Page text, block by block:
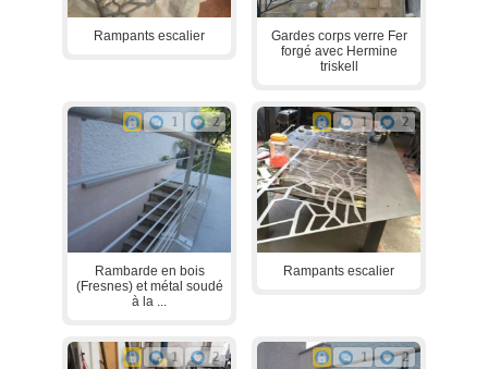
Rampants escalier
Gardes corps verre Fer
forgé avec Hermine
triskell
1 2
Rambarde en bois
(Fresnes) et métal soudé
à la ...
1 2
Rampants escalier
1 2 1 2